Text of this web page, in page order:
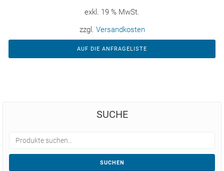
exkl. 19 % MwSt.
zzgl. Versandkosten
AUF DIE ANFRAGELISTE
SUCHE
SUCHEN